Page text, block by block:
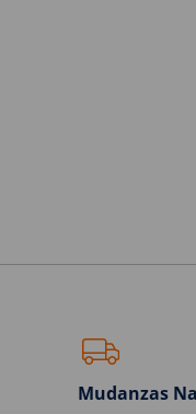
Mudanzas